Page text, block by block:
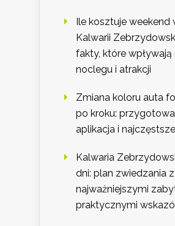
Ile kosztuje weekend
Kalwarii
fakty, które wpływają
noclegu i atrakcji
Zmiana koloru auta
po kroku:
aplikacja i
Kalwaria
dni: plan zwiedzania z
najważniejszymi
praktycznymi